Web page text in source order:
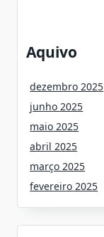
Aquivo
dezembro 2025
junho 2025
maio 2025
abril 2025
março 2025
fevereiro 2025